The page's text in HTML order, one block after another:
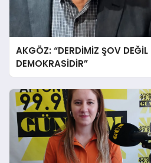
AKGÖZ: “DERDİMİZ ŞOV DEĞİL
DEMOKRASİDİR”